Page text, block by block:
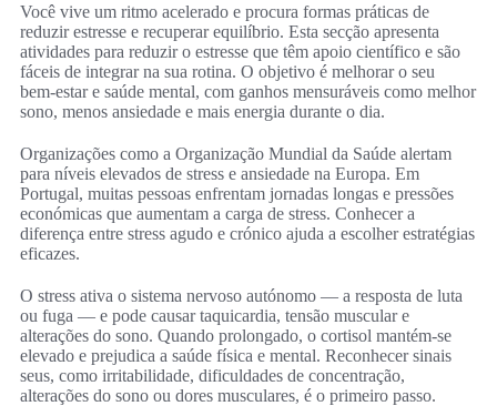
Você vive um ritmo acelerado e procura formas práticas de
reduzir estresse e recuperar equilíbrio. Esta secção apresenta
atividades para reduzir o estresse que têm apoio científico e são
fáceis de integrar na sua rotina. O objetivo é melhorar o seu
bem‑estar e saúde mental, com ganhos mensuráveis como melhor
sono, menos ansiedade e mais energia durante o dia.
Organizações como a Organização Mundial da Saúde alertam
para níveis elevados de stress e ansiedade na Europa. Em
Portugal, muitas pessoas enfrentam jornadas longas e pressões
económicas que aumentam a carga de stress. Conhecer a
diferença entre stress agudo e crónico ajuda a escolher estratégias
eficazes.
O stress ativa o sistema nervoso autónomo — a resposta de luta
ou fuga — e pode causar taquicardia, tensão muscular e
alterações do sono. Quando prolongado, o cortisol mantém‑se
elevado e prejudica a saúde física e mental. Reconhecer sinais
seus, como irritabilidade, dificuldades de concentração,
alterações do sono ou dores musculares, é o primeiro passo.